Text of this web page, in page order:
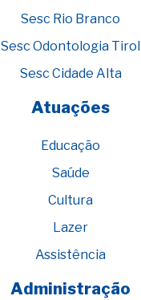
Sesc Rio Branco
Sesc Odontologia Tirol
Sesc Cidade Alta
Atuações
Educação
Saúde
Cultura
Lazer
Assistência
Administração